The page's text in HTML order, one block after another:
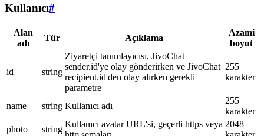
Kullanıcı#
Alan
adı
Tür Açıklama
Azami
boyut
id string
Ziyaretçi tanımlayıcısı, JivoChat
sender.id'ye olay gönderirken ve JivoChat
recipient.id'den olay alırken gerekli
parametre
255
karakter
name string Kullanıcı adı
255
karakter
photo
string
Kullanıcı avatar URL'si, geçerli https veya 2048